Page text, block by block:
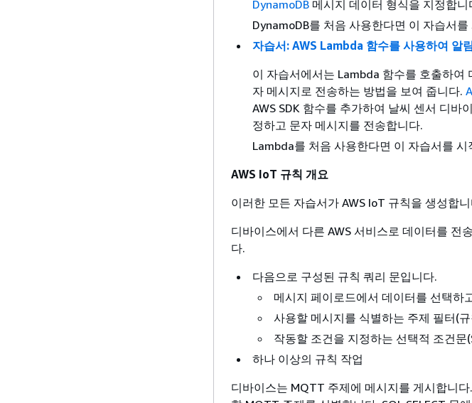
DynamoDB 메시지 데이터 형식을 지정합니
DynamoDB를 처음 사용한다면 이 자습서를
자습서: AWS Lambda 함수를 사용하여 알
이 자습서에서는 Lambda 함수를 호출하여
자 메시지로 전송하는 방법을 보여 줍니다.
AWS SDK 함수를 추가하여 날씨 센서 디바
정하고 문자 메시지를 전송합니다.
Lambda를 처음 사용한다면 이 자습서를 시
AWS IoT 규칙 개요
이러한 모든 자습서가 AWS IoT 규칙을 생성합
디바이스에서 다른 AWS 서비스로 데이터를 전
다.
다음으로 구성된 규칙 쿼리 문입니다.
메시지 페이로드에서 데이터를 선택하
사용할 메시지를 식별하는 주제 필터(
작동할 조건을 지정하는 선택적 조건문
하나 이상의 규칙 작업
디바이스는 MQTT 주제에 메시지를 게시합니